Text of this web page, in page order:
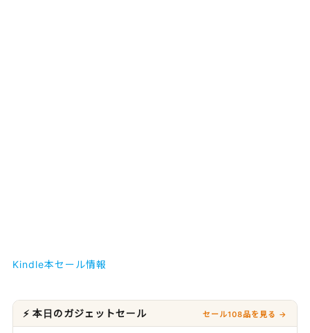
Kindle本セール情報
⚡ 本日のガジェットセール セール108品を見る →